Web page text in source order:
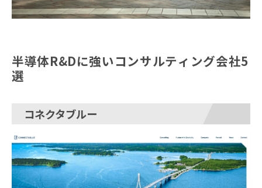
半導体R&Dに強いコンサルティング会社5
選
コネクタブルー